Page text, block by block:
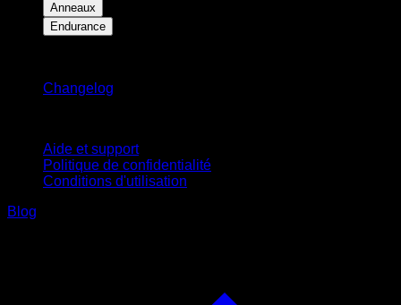
Anneaux
Endurance
Changelog
Aide et support
Politique de confidentialité
Conditions d'utilisation
Blog